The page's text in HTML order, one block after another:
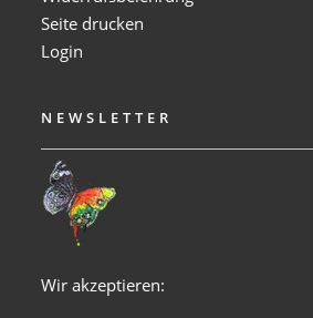
Seite drucken
Login
NEWSLETTER
Wir akzeptieren: